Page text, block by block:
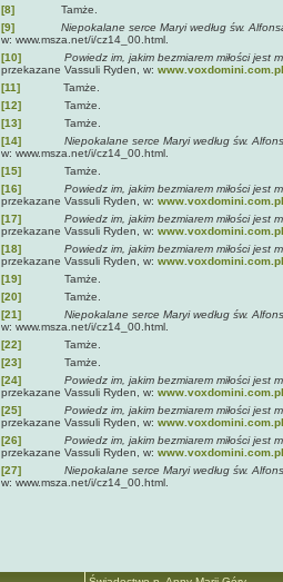
[8] Tamże.
[9]
Niepokalane serce Maryi według św.
w: www.msza.net/i/cz14_00.html.
[10]
Powiedz im, jakim bezmiarem miłości jest
przekazane Vassuli Ryden, w:
[11] Tamże.
[12] Tamże.
[13] Tamże.
[14]
Niepokalane serce Maryi według św.
w: www.msza.net/i/cz14_00.html.
[15] Tamże.
[16]
Powiedz im, jakim bezmiarem miłości jest
przekazane Vassuli Ryden, w:
[17]
Powiedz im, jakim bezmiarem miłości jest
przekazane Vassuli Ryden, w:
[18]
Powiedz im, jakim bezmiarem miłości jest
przekazane Vassuli Ryden, w:
[19] Tamże.
[20] Tamże.
[21]
Niepokalane serce Maryi według św.
w: www.msza.net/i/cz14_00.html.
[22] Tamże.
[23] Tamże.
[24]
Powiedz im, jakim bezmiarem miłości jest
przekazane Vassuli Ryden, w:
[25]
Powiedz im, jakim bezmiarem miłości jest
przekazane Vassuli Ryden, w:
[26] Powiedz im, jakim bezmiarem miłości jest
przekazane Vassuli Ryden, w:
[27]
Niepokalane serce Maryi według św.
w: www.msza.net/i/cz14_00.html.